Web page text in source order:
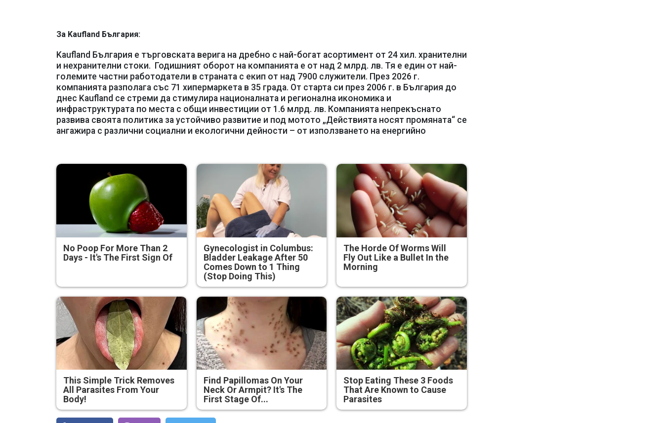
За Kaufland България:
Kaufland България е търговската верига на дребно с най-богат асортимент от 24 хил. хранителни
и нехранителни стоки. Годишният оборот на компанията е от над 2 млрд. лв. Тя е един от най-
големите частни работодатели в страната с екип от над 7900 служители. През 2026 г.
компанията разполага със 71 хипермаркета в 35 града. От старта си през 2006 г. в България до
днес Kaufland се стреми да стимулира националната и регионална икономика и
инфраструктурата по места с общи инвестиции от 1.6 млрд. лв. Компанията непрекъснато
развива своята политика за устойчиво развитие и под мотото „Действията носят промяната“ се
ангажира с различни социални и екологични дейности – от използването на енергийно
No Poop For More Than 2
Days - It's The First Sign Of
Gynecologist in Columbus:
Bladder Leakage After 50
Comes Down to 1 Thing
(Stop Doing This)
The Horde Of Worms Will
Fly Out Like a Bullet In the
Morning
This Simple Trick Removes
All Parasites From Your
Body!
Find Papillomas On Your
Neck Or Armpit? It's The
First Stage Of...
Stop Eating These 3 Foods
That Are Known to Cause
Parasites